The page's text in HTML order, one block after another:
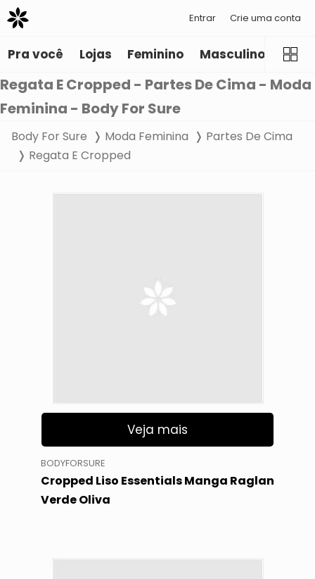
Entrar Crie uma conta
Pra você Lojas Feminino Masculino
Regata E Cropped - Partes De Cima - Moda
Feminina - Body For Sure
Body For Sure Moda Feminina
Partes De Cima
Regata E Cropped
Veja mais
BODYFORSURE
Cropped Liso Essentials Manga Raglan
Verde Oliva